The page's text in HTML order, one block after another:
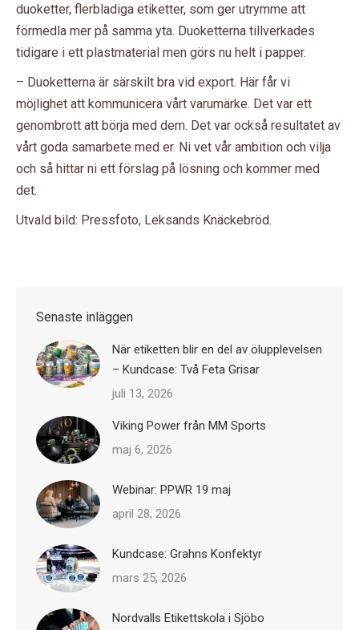
duoketter, flerbladiga etiketter, som ger utrymme att
förmedla mer på samma yta. Duoketterna tillverkades
tidigare i ett plastmaterial men görs nu helt i papper.
– Duoketterna är särskilt bra vid export. Här får vi
möjlighet att kommunicera vårt varumärke. Det var ett
genombrott att börja med dem. Det var också resultatet av
vårt goda samarbete med er. Ni vet vår ambition och vilja
och så hittar ni ett förslag på lösning och kommer med
det.
Utvald bild: Pressfoto, Leksands Knäckebröd.
Senaste inläggen
När etiketten blir en del av ölupplevelsen
– Kundcase: Två Feta Grisar
juli 13, 2026
Viking Power från MM Sports
maj 6, 2026
Webinar: PPWR 19 maj
april 28, 2026
Kundcase: Grahns Konfektyr
mars 25, 2026
Nordvalls Etikettskola i Sjöbo